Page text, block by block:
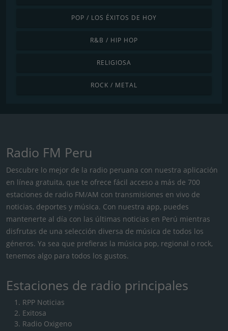
POP / LOS ÉXITOS DE HOY
R&B / HIP HOP
RELIGIOSA
ROCK / METAL
Radio FM Peru
Descubre lo mejor de la radio peruana con nuestra aplicación
en línea gratuita, que te ofrece fácil acceso a más de 700
estaciones de radio FM/AM con transmisiones en vivo de
noticias, deportes y música. Con nuestra app, puedes
mantenerte al día con las últimas noticias en Perú mientras
disfrutas de una selección diversa de música de todos los
géneros. Ya sea que prefieras la música pop, regional o rock,
tenemos algo para todos los gustos.
Estaciones de radio principales
RPP Noticias
Exitosa
Radio Oxigeno